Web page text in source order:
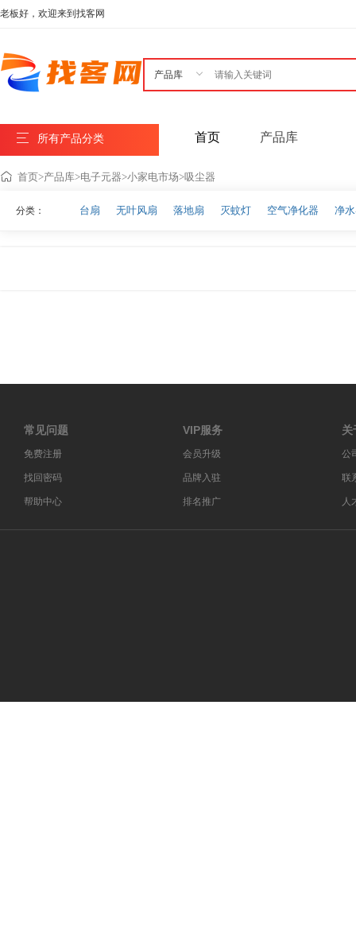
老板好，欢迎来到找客网
 所有产品分类 首页 产品库
首页>产品库>电子元器>小家电市场>吸尘器
分类： 台扇 无叶风扇 落地扇 灭蚊灯 空气净化器
净
常见问题
免费注册
找回密码
帮助中心
VIP服务
会员升级
品牌入驻
排名推广
关
公
联
人